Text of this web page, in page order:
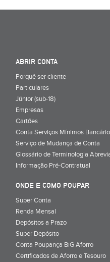
ABRIR CONTA
Porquê ser cliente
Particulares
Júnior (sub-18)
Empresas
Cartões
Conta Serviços Mínimos
Serviço de Mudança de Conta
Glossário de Terminologia
Informação Pré-Contratual
ONDE E COMO POUPAR
Super Conta
Renda Mensal
Depósitos a Prazo
Super Depósito
Conta Poupança BiG Aforro
Certificados de Aforro e Tesouro